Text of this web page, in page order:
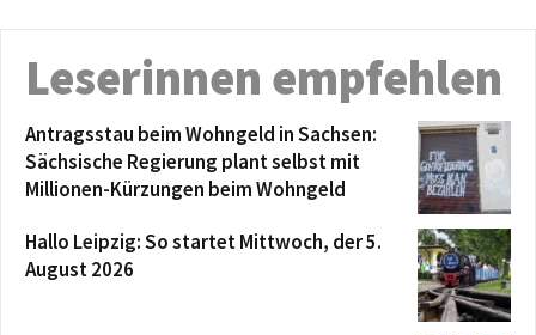
Leserinnen empfehlen
Antragsstau beim Wohngeld in Sachsen:
Sächsische Regierung plant selbst mit
Millionen-Kürzungen beim Wohngeld
Hallo Leipzig: So startet Mittwoch, der 5.
August 2026